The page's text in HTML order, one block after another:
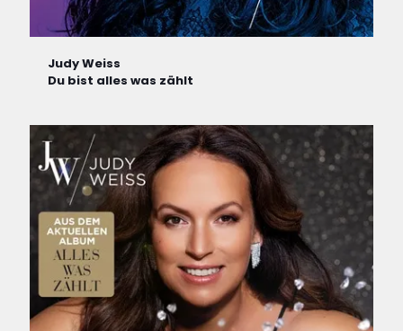
Judy Weiss
Du bist alles was zählt